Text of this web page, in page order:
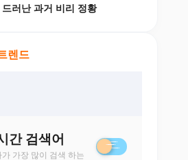
러난 과거 비리 정황
렌드